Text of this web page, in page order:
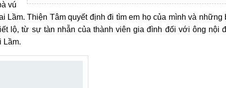
vú
Lầm. Thiện Tâm quyết định đi tìm em họ của mình và những
lộ, từ sự tàn nhẫn của thành viên gia đình đối với ông nội
Lầm.